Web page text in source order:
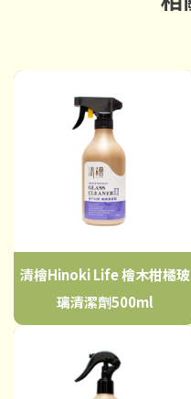
清檜Hinoki Life 檜木柑橘玻
璃清潔劑500ml